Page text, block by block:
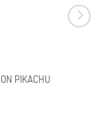
PIKACHU